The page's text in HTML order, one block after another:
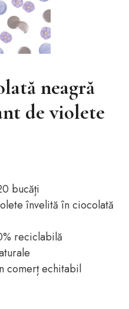
neagră
de violete
bucăți
învelită în ciocolată
reciclabilă
comerț echitabil